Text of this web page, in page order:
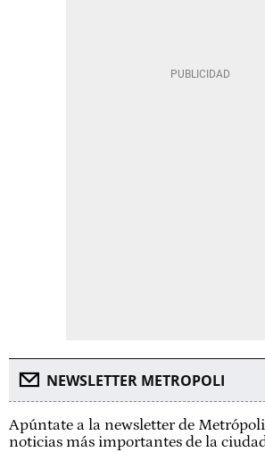
NEWSLETTER METROPOLI
Apúntate a la newsletter de
noticias más importantes de la